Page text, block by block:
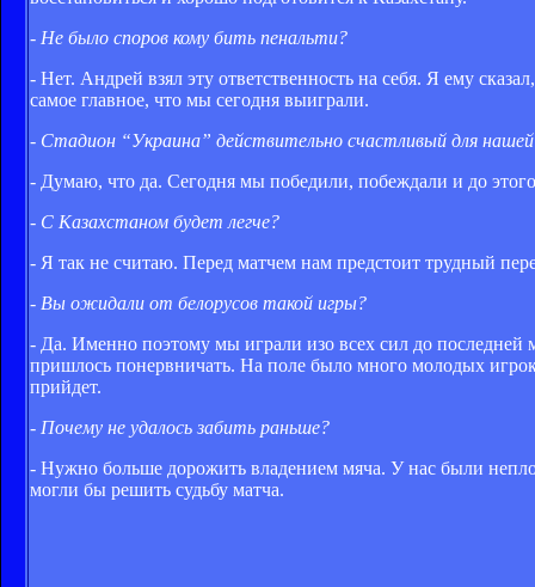
- Не было споров кому бить пенальти?
- Нет. Андрей взял эту ответственность на себя. Я ему
самое главное, что мы сегодня выиграли.
- Стадион “Украина” действительно счастливый для нашей
- Думаю, что да. Сегодня мы победили, побеждали и до
- С Казахстаном будет легче?
- Я так не считаю. Перед матчем нам предстоит трудный
- Вы ожидали от белорусов такой игры?
- Да. Именно поэтому мы играли изо всех сил до последней
пришлось понервничать. На поле было много молодых
прийдет.
- Почему не удалось забить раньше?
- Нужно больше дорожить владением мяча. У нас были
могли бы решить судьбу матча.